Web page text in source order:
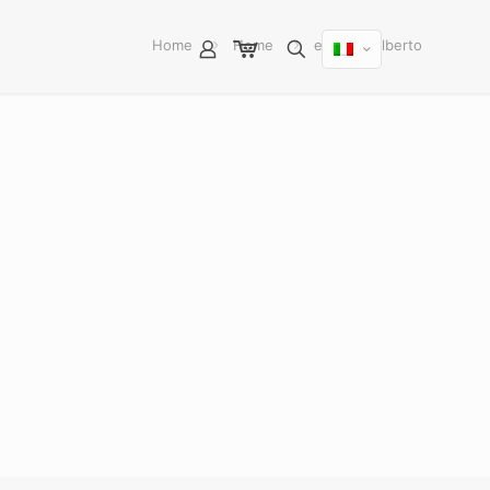
Home Home enotecagilberto